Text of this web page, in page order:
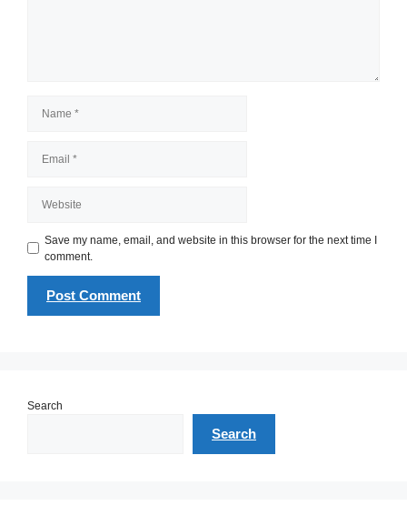
Save my name, email, and website in this browser for the next time I
comment.
Search
Search